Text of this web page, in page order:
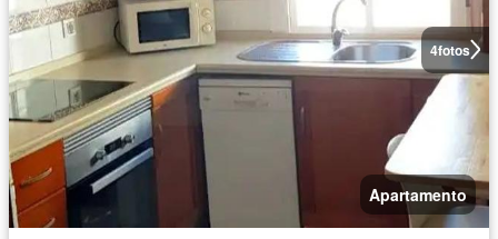
4fotos
Apartamento